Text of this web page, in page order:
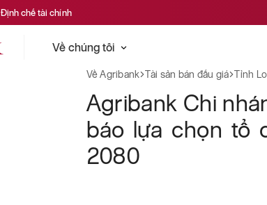
Định chế tài chính
Về chúng tôi
Về Agribank Tài sản bán đấu giá Tỉnh
Agribank Chi
báo lựa chọn tổ
2080